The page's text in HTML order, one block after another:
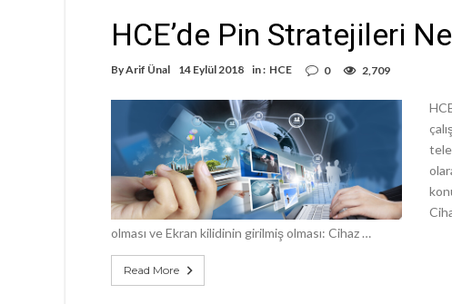
HCE’de Pin Stratejileri
ByArif Ünal 14 Eylül 2018 in : HCE 0 2,709
olması ve Ekran kilidinin girilmiş olması: Cihaz …
Read More